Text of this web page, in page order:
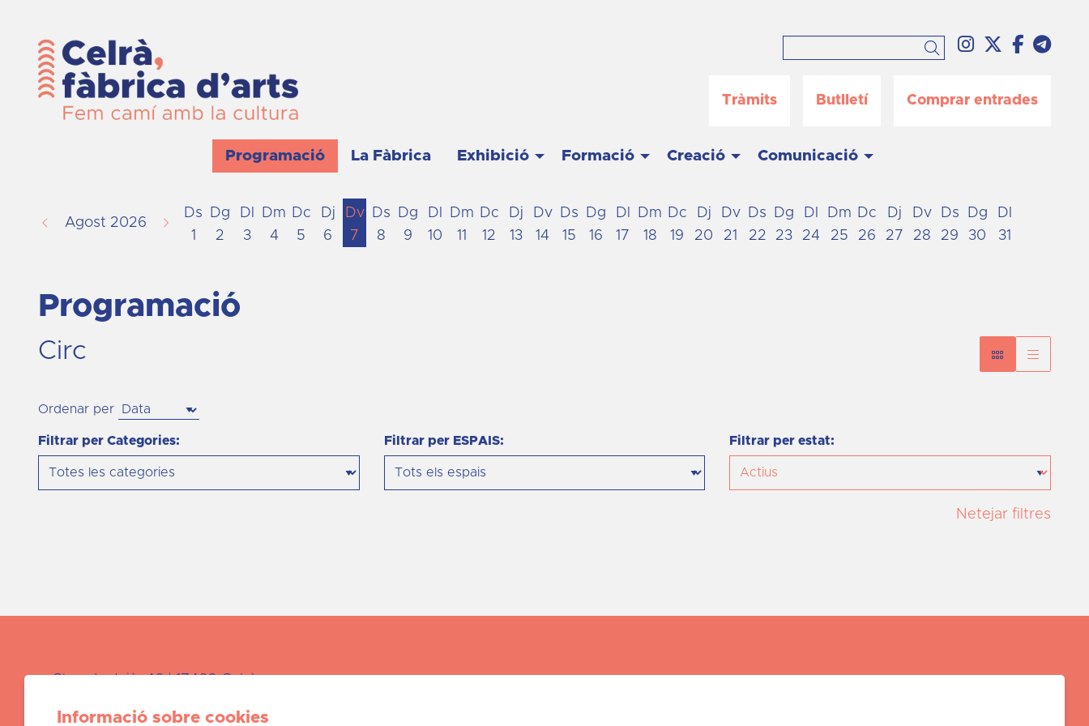
Link aLink a
Link a
Cercar
Comprar entrades
Butlletí
Tràmits
Programació La Fàbrica Exhibició Formació Creació Comunicació
Agost 2026
Ds
1
Dg
2
Dl
3
Dm
4
Dc
5
Dj
6
Dv
7
Ds
8
Dg
9
Dl
10
Dm
11
Dc
12
Dj
13
Dv
14
Ds
15
Dg
16
Dl
17
Dm
18
Dc
19
Dj
20
Dv
21
Ds
22
Dg
23
Dl
24
Dm
25
Dc
26
Dj
27
Dv
28
Ds
29
Dg
30
Dl
31
Programació
Circ
Ordenar per
Filtrar per Categories: Filtrar per ESPAIS: Filtrar per estat:
Netejar filtres
Ctra. de Juià, 46 | 17460 Celrà
Informació sobre cookies